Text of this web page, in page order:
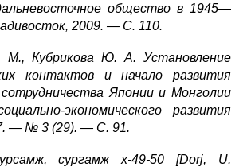
общество в 1945—
2009. — С. 110.
Кубрикова Ю. А. Установление
контактов и начало развития
сотрудничества Японии и Монголии
экономического развития
— № 3 (29). — С. 91.
сургамж х-49-50 [Dorj, U.